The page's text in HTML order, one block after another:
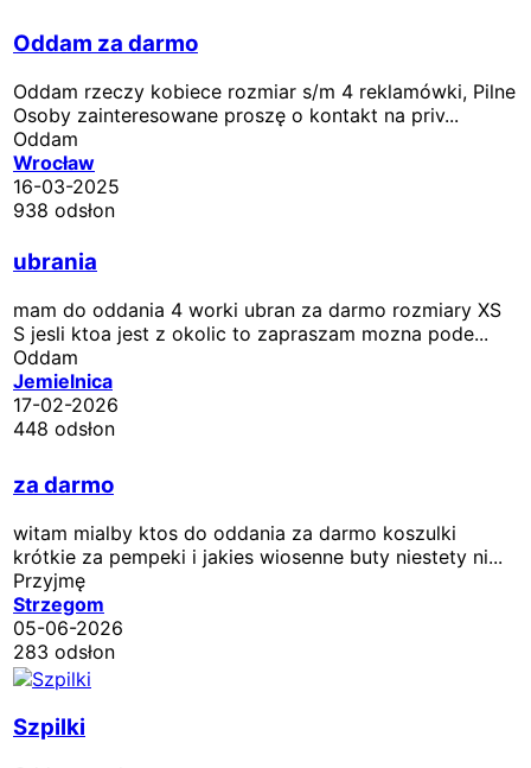
Oddam za darmo
Oddam rzeczy kobiece rozmiar s/m 4 reklamówki, Pilne
Osoby zainteresowane proszę o kontakt na priv...
Oddam
Wrocław
16-03-2025
938 odsłon
ubrania
mam do oddania 4 worki ubran za darmo rozmiary XS
S jesli ktoa jest z okolic to zapraszam mozna pode...
Oddam
Jemielnica
17-02-2026
448 odsłon
za darmo
witam mialby ktos do oddania za darmo koszulki
krótkie za pempeki i jakies wiosenne buty niestety ni...
Przyjmę
Strzegom
05-06-2026
283 odsłon
Szpilki